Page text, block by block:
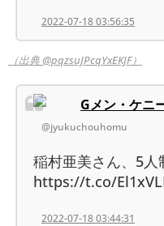
2022-07-18 03:56:35
（出典 @pqzsuJPcqYxEKJF）
Gメン・ケニ
@jyukuchouhomu
稲村亜美さん、5人
https://t.co/
2022-07-18 03:44:31